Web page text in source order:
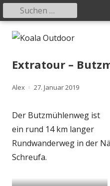
SpringeKoala Outdoor
Hier ist eine Übersicht meiner
Primäres
Menü
Suchen
nach:
Extratour –
Autor
Alex
Veröffentlicht
27. Januar 2019
Der Butzmühlenweg ist
ein rund 14 km langer
Rundwanderweg in der
Schreufa.